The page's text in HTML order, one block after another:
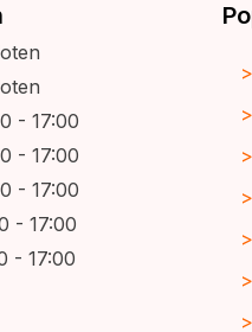
- 17:00
- 17:00
- 17:00
- 17:00
- 17:00